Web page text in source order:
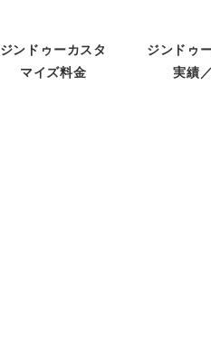
ジンドゥーカスタ
マイズ料金
ジンドゥ
実績